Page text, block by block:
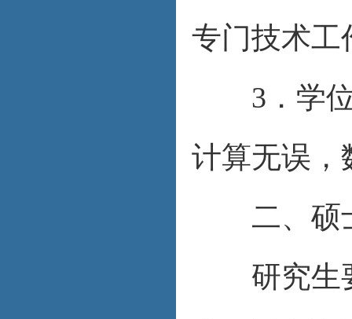
专门技术工
3．学位
计算无误，
二、硕
研究生要